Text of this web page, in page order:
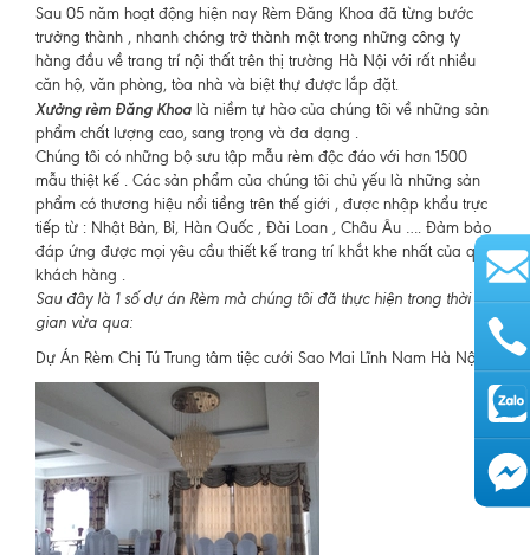
Sau 05 năm hoạt động hiện nay Rèm Đăng Khoa đã từng bước
trưởng thành , nhanh chóng trở thành một trong những công ty
hàng đầu về trang trí nội thất trên thị trường Hà Nội với rất nhiều
căn hộ, văn phòng, tòa nhà và biệt thự được lắp đặt.
Xưởng rèm Đăng Khoa là niềm tự hào của chúng tôi về những sản
phẩm chất lượng cao, sang trọng và đa dạng .
Chúng tôi có những bộ sưu tập mẫu rèm độc đáo với hơn 1500
mẫu thiệt kế . Các sản phẩm của chúng tôi chủ yếu là những sản
phẩm có thương hiệu nổi tiềng trên thế giới , được nhập khẩu trực
tiếp từ : Nhật Bản, Bỉ, Hàn Quốc , Đài Loan , Châu Âu …. Đảm bảo
đáp ứng được mọi yêu cầu thiết kế trang trí khắt khe nhất của quý
khách hàng .
Sau đây là 1 số dự án Rèm mà chúng tôi đã thực hiện trong thời
gian vừa qua:
Dự Án Rèm Chị Tú Trung tâm tiệc cưới Sao Mai Lĩnh Nam Hà Nội
AutoAds